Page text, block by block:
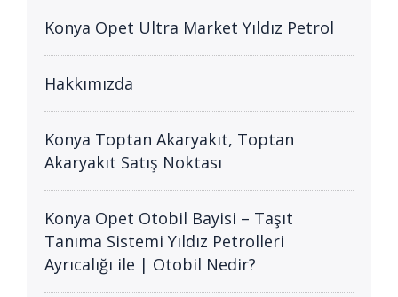
Konya Opet Ultra Market Yıldız Petrol
Hakkımızda
Konya Toptan Akaryakıt, Toptan
Akaryakıt Satış Noktası
Konya Opet Otobil Bayisi – Taşıt
Tanıma Sistemi Yıldız Petrolleri
Ayrıcalığı ile | Otobil Nedir?